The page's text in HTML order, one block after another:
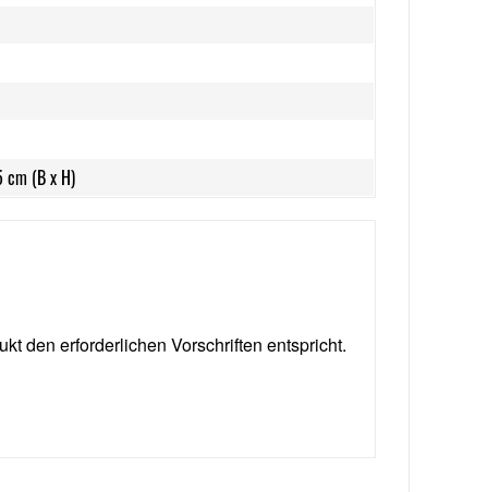
cm (B x H)
den erforderlichen Vorschriften entspricht.